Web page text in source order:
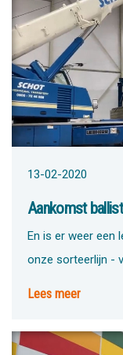
13-02-2020
Aankomst
En is er weer een
onze sorteerlijn -
Lees meer